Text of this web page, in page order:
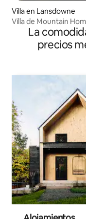
Villa en Lansdowne
Villa de Mountain
La
precios